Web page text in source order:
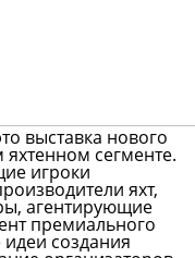
выставка нового
сегменте.
игроки
яхт,
агентирующие
премиального
создания